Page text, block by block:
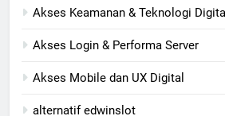
Akses Keamanan & Teknologi Digital
Akses Login & Performa Server
Akses Mobile dan UX Digital
alternatif edwinslot